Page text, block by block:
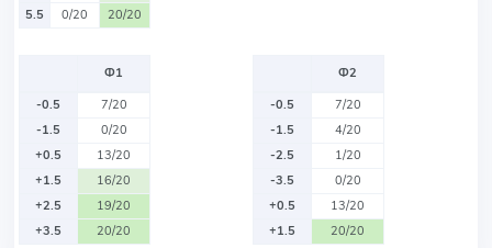
5.5
0/20 20/20
Ф1
-0.5
7/20
-1.5
0/20
+0.5
13/20
+1.5
16/20
+2.5
19/20
+3.5
20/20
Ф2
-0.5
7/20
-1.5
4/20
-2.5
1/20
-3.5
0/20
+0.5
13/20
+1.5
20/20